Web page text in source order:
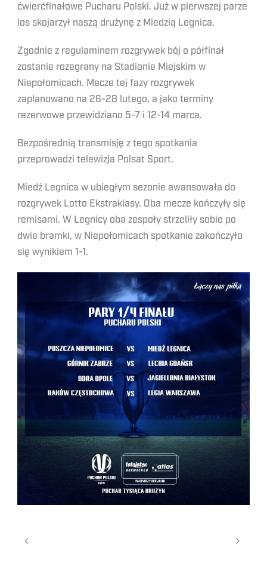
ćwierćfinałowe Pucharu Polski. Już w pierwszej parze
los skojarzył naszą drużynę z Miedzią Legnica.
Zgodnie z regulaminem rozgrywek bój o półfinał
zostanie rozegrany na Stadionie Miejskim w
Niepołomicach. Mecze tej fazy rozgrywek
zaplanowano na 26-28 lutego, a jako terminy
rezerwowe przewidziano 5-7 i 12-14 marca.
Bezpośrednią transmisję z tego spotkania
przeprowadzi telewizja Polsat Sport.
Miedź Legnica w ubiegłym sezonie awansowała do
rozgrywek Lotto Ekstraklasy. Oba mecze kończyły się
remisami. W Legnicy oba zespoły strzeliły sobie po
dwie bramki, w Niepołomicach spotkanie zakończyło
się wynikiem 1-1.